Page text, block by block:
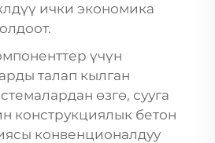
ички экономика
үчүн
талап кылган
өзгө, сууга
конструкциялык бетон
конвенционалдуу